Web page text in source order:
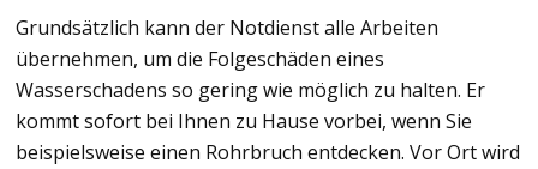
Grundsätzlich kann der Notdienst alle Arbeiten
übernehmen, um die Folgeschäden eines
Wasserschadens so gering wie möglich zu halten. Er
kommt sofort bei Ihnen zu Hause vorbei, wenn Sie
beispielsweise einen Rohrbruch entdecken. Vor Ort wird